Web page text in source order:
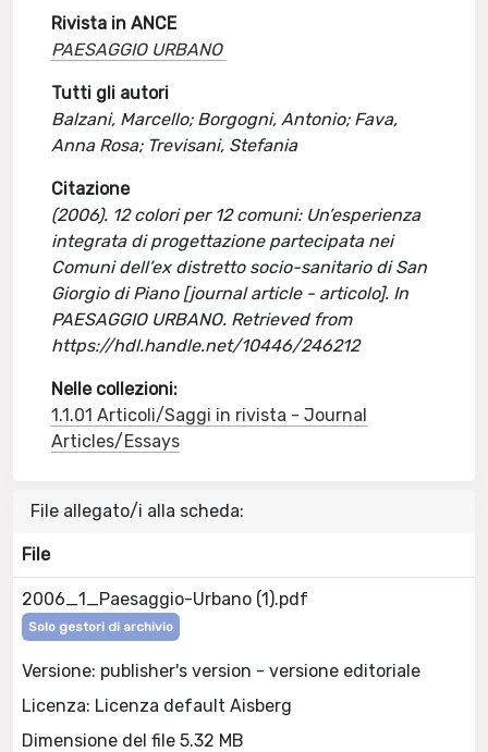
Rivista in ANCE
PAESAGGIO URBANO
Tutti gli autori
Balzani, Marcello; Borgogni, Antonio; Fava,
Anna Rosa; Trevisani, Stefania
Citazione
(2006). 12 colori per 12 comuni: Un’esperienza
integrata di progettazione partecipata nei
Comuni dell’ex distretto socio-sanitario di San
Giorgio di Piano [journal article - articolo]. In
PAESAGGIO URBANO. Retrieved from
https://hdl.handle.net/10446/246212
Nelle collezioni:
1.1.01 Articoli/Saggi in rivista - Journal
Articles/Essays
File allegato/i alla scheda:
File
2006_1_Paesaggio-Urbano (1).pdf
Solo gestori di archivio
Versione: publisher's version - versione editoriale
Licenza: Licenza default Aisberg
Dimensione del file 5.32 MB